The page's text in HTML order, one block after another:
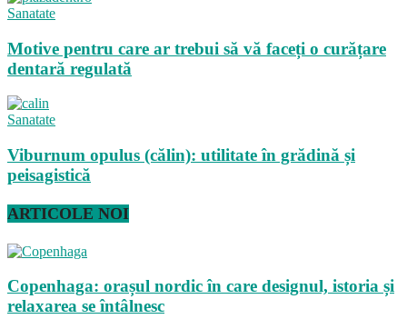
Sanatate
Motive pentru care ar trebui să vă faceți o curățare
dentară regulată
Sanatate
Viburnum opulus (călin): utilitate în grădină și
peisagistică
ARTICOLE NOI
Copenhaga: orașul nordic în care designul, istoria și
relaxarea se întâlnesc